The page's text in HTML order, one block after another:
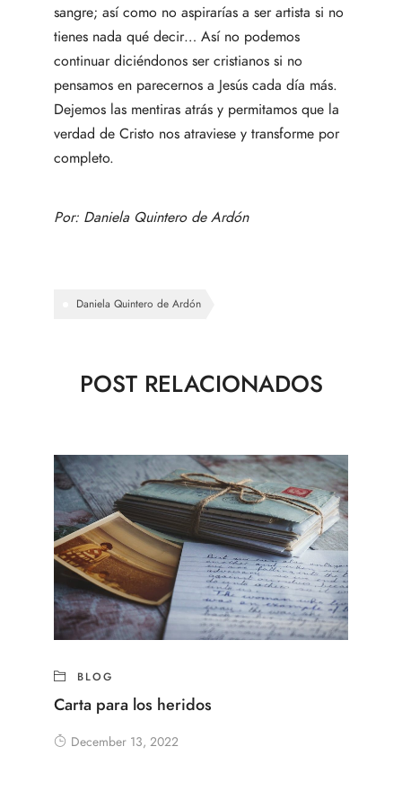
sangre; así como no aspirarías a ser artista si no
tienes nada qué decir… Así no podemos
continuar diciéndonos ser cristianos si no
pensamos en parecernos a Jesús cada día más.
Dejemos las mentiras atrás y permitamos que la
verdad de Cristo nos atraviese y transforme por
completo.
Por: Daniela Quintero de Ardón
Daniela Quintero de Ardón
POST RELACIONADOS
BLOG
Carta para los heridos
December 13, 2022